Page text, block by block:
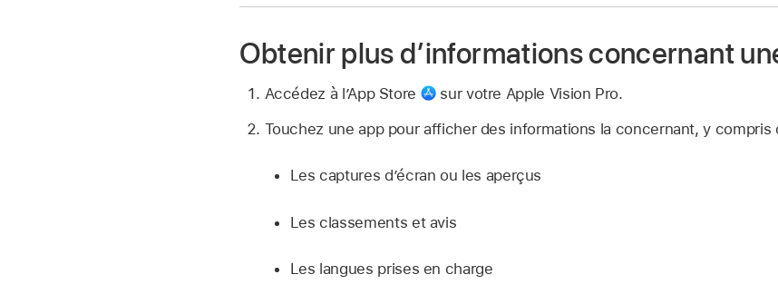
Obtenir plus d’informations concernant
Accédez à l’App Store
sur votre Apple Vision Pro.
Touchez une app pour afficher des informations la concernant, y compris
Les captures d’écran ou les aperçus
Les classements et avis
Les langues prises en charge